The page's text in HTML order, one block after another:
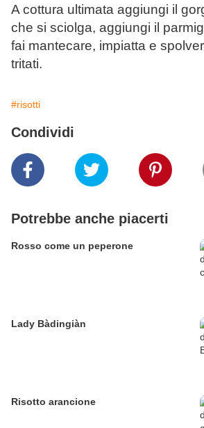
A cottura ultimata aggiungi il
che si sciolga, aggiungi il
fai mantecare, impiatta e
tritati.
#risotti
Condividi
Potrebbe anche piacerti
Rosso come un peperone
Lady Bàdingiàn
Risotto arancione